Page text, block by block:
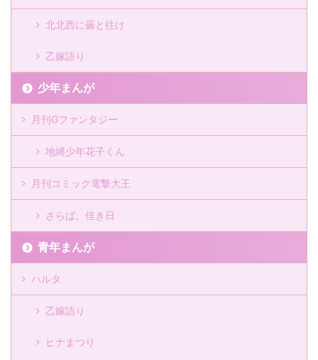
北北西に曇と往け
乙嫁語り
少年まんが
月刊Gファンタジー
地縛少年花子くん
月刊コミック電撃大王
さらば、佳き日
青年まんが
ハルタ
乙嫁語り
ヒナまつり